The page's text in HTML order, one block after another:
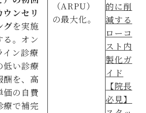
ウンセリ
グを実施
る。オン
イン診療
低い診療
酬を、高
価の自費
療で補完
（ARPU）
の最大化。
【院長
必見】